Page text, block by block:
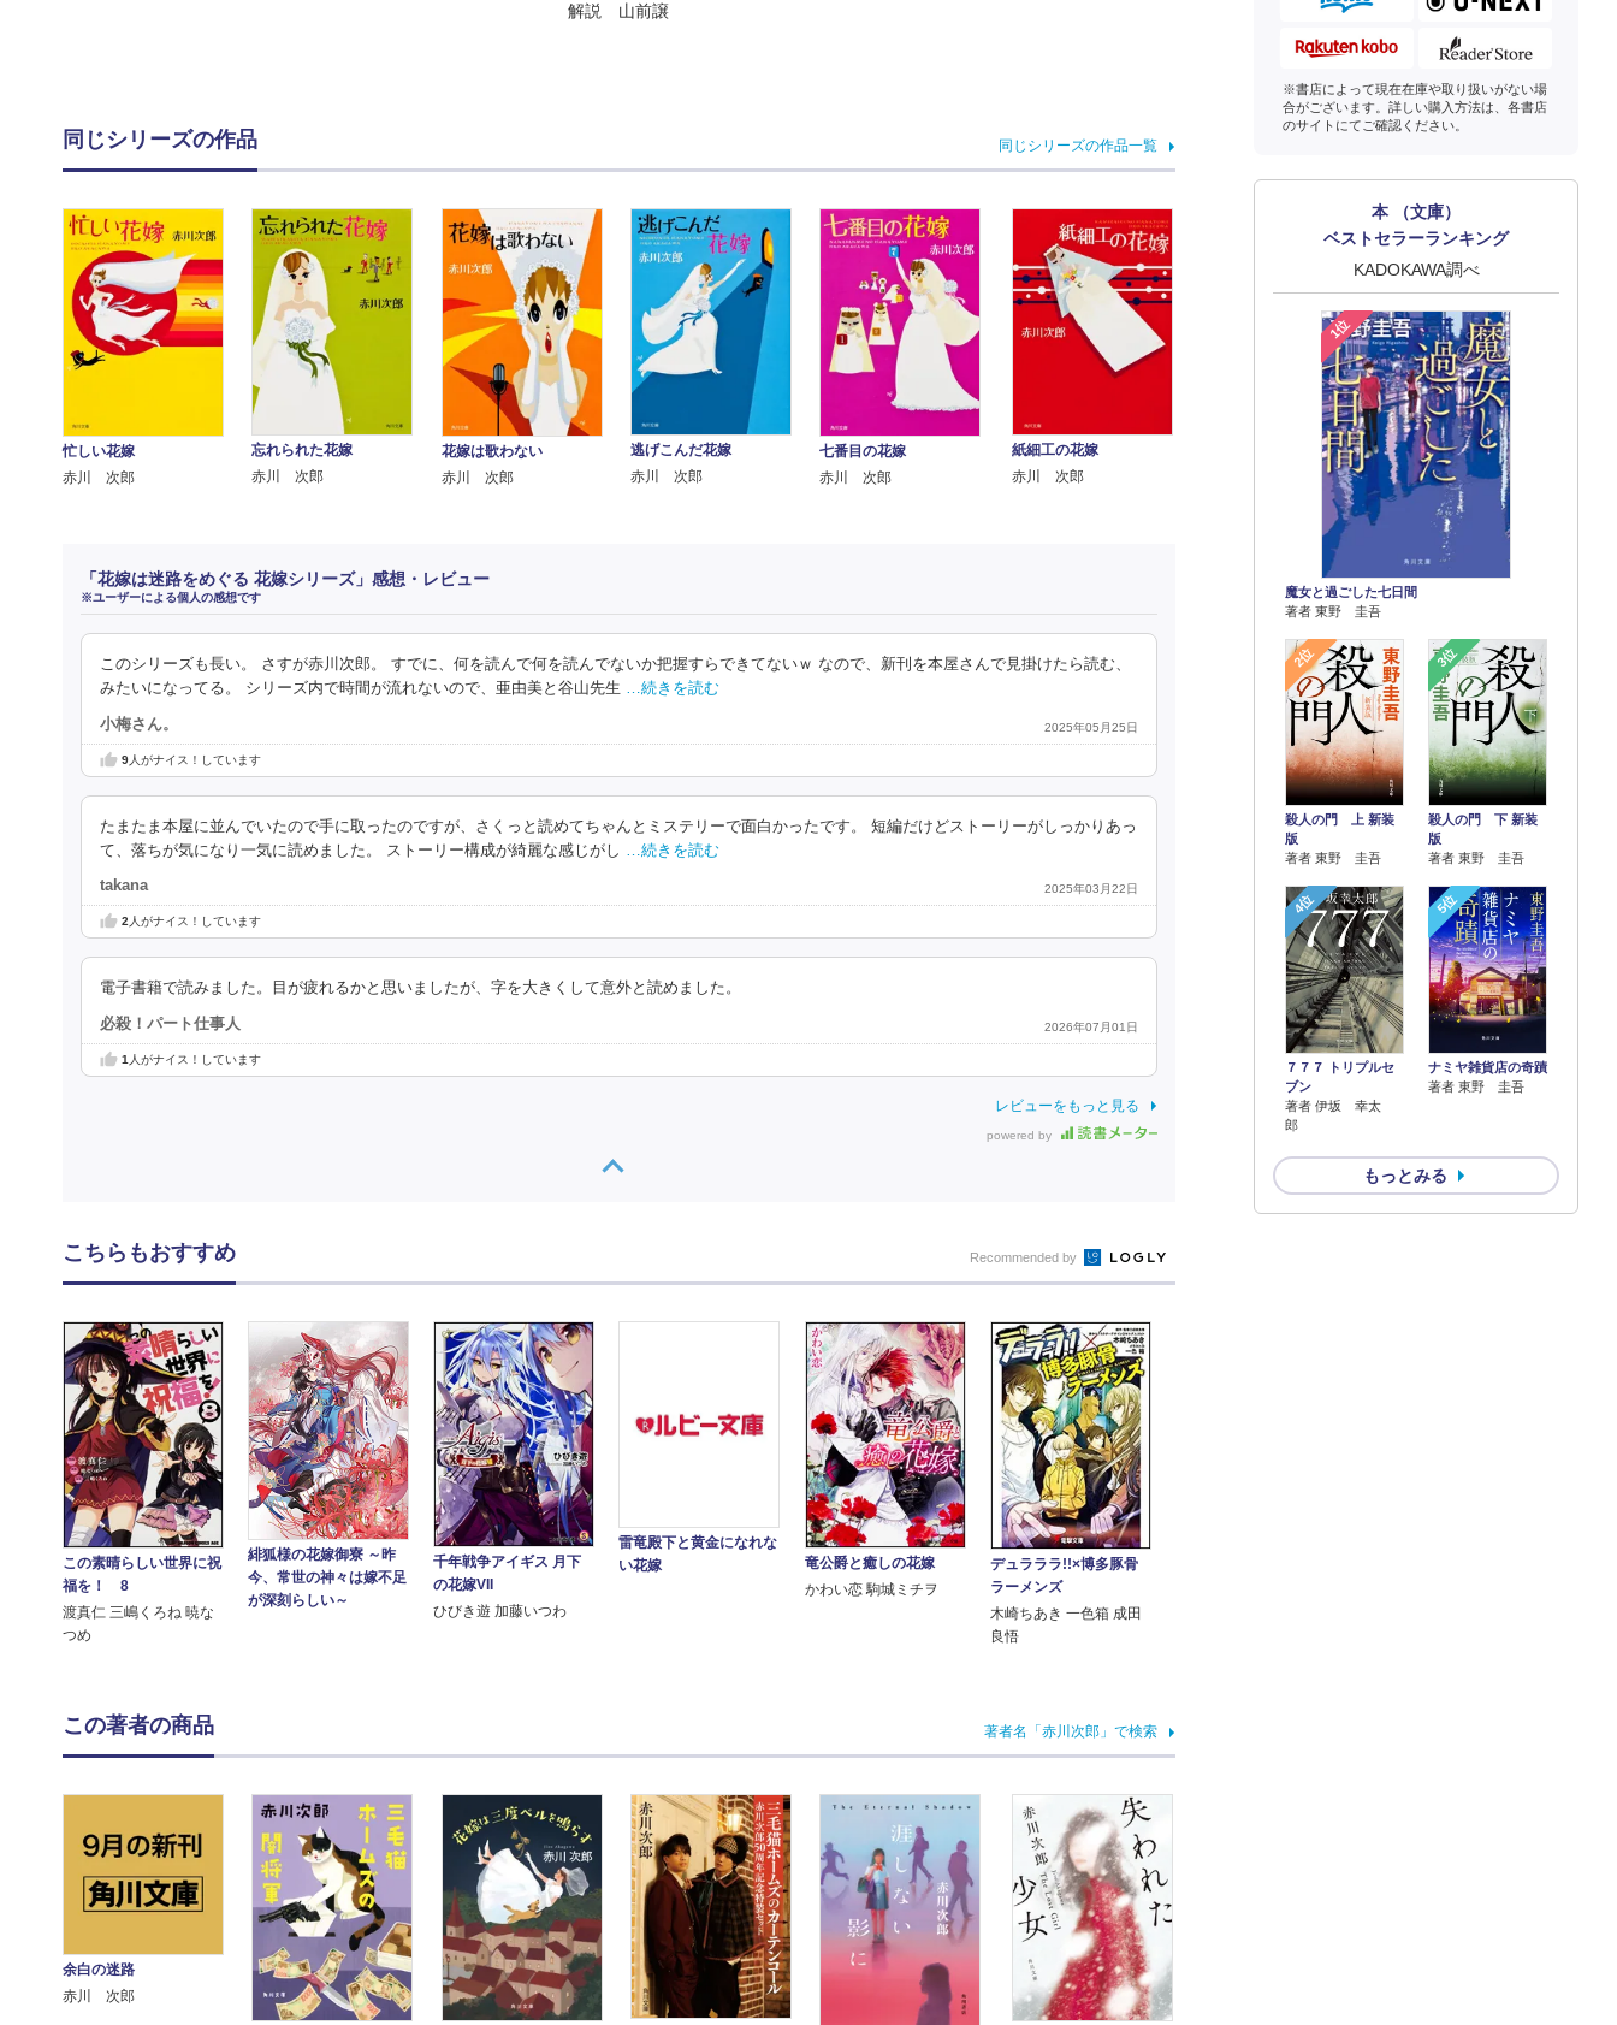
解説 山前譲
同じシリーズの作品 同じシリーズの作品一覧
忙しい花嫁
赤川 次郎
忘れられた花嫁
赤川 次郎
花嫁は歌わない
赤川 次郎
逃げこんだ花嫁
赤川 次郎
七番目の花嫁
赤川 次郎
紙細工の花嫁
赤川 次郎
「花嫁は迷路をめぐる 花嫁シリーズ」感想・レビュー
※ユーザーによる個人の感想です
このシリーズも長い。 さすが赤川次郎。 すでに、何を読んで何を読んでないか把握すらできてないｗ なので、新刊を本屋さんで見掛けたら読む、
みたいになってる。 シリーズ内で時間が流れないので、亜由美と谷山先生 …続きを読む
小梅さん。 2025年05月25日
9人がナイス！しています
たまたま本屋に並んでいたので手に取ったのですが、さくっと読めてちゃんとミステリーで面白かったです。 短編だけどストーリーがしっかりあっ
て、落ちが気になり一気に読めました。 ストーリー構成が綺麗な感じがし
…続きを読む
takana 2025年03月22日
2人がナイス！しています
電子書籍で読みました。目が疲れるかと思いましたが、字を大きくして意外と読めました。
必殺！パート仕事人 2026年07月01日
1 人がナイス！しています
レビューをもっと見る
powered by
※書店によって現在在庫や取り扱いがない場
合がございます。詳しい購入方法は、各書店
のサイトにてご確認ください。
本 （文庫）
ベストセラーランキング
KADOKAWA調べ
1位
魔女と過ごした七日間
著者 東野 圭吾
2位
殺人の門 上 新装
版
著者 東野 圭吾
3位
殺人の門 下 新装
版
著者 東野 圭吾
4位
７７７ トリプルセ
ブン
著者 伊坂 幸太
郎
5位
ナミヤ雑貨店の奇蹟
著者 東野 圭吾
もっとみる
こちらもおすすめ Recommended by
この素晴らしい世界に祝
福を！ 8
渡真仁 三嶋くろね 暁な
つめ
緋狐様の花嫁御寮 ～昨
今、常世の神々は嫁不足
が深刻らしい～
千年戦争アイギス 月下
の花嫁VII
ひびき遊 加藤いつわ
雷竜殿下と黄金になれな
い花嫁
竜公爵と癒しの花嫁
かわい恋 駒城ミチヲ
デュラララ!!×博多豚骨
ラーメンズ
木崎ちあき 一色箱 成田
良悟
この著者の商品 著者名「赤川次郎」で検索
余白の迷路
赤川 次郎